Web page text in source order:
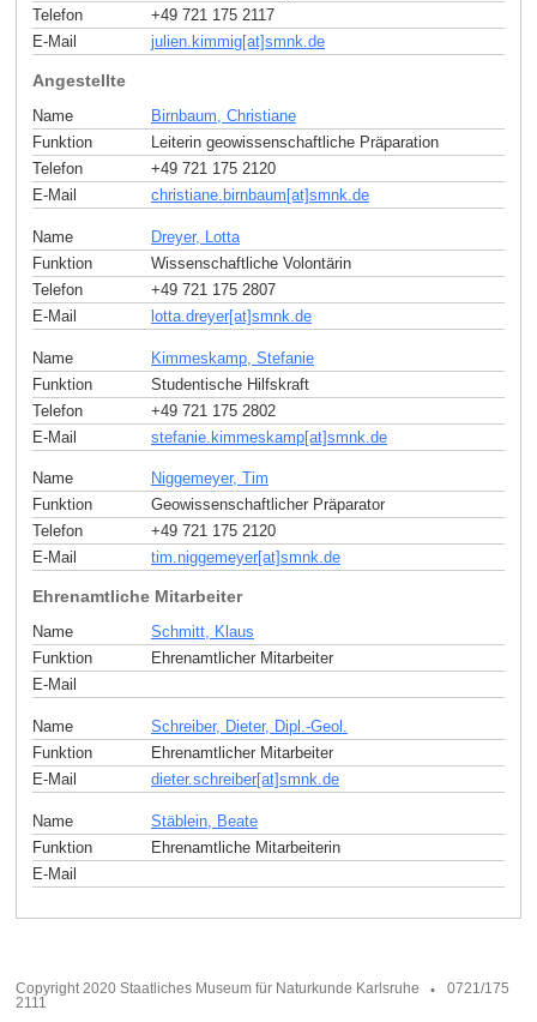
Telefon
+49 721 175 2117
E-Mail
julien.kimmig[at]smnk.de
Angestellte
Name
Birnbaum, Christiane
Funktion
Leiterin geowissenschaftliche Präparation
Telefon
+49 721 175 2120
E-Mail
christiane.birnbaum[at]smnk de
Name
Dreyer, Lotta
Funktion
Wissenschaftliche Volontärin
Telefon
+49 721 175 2807
E-Mail
lotta.dreyer[at]smnk de
Name
Kimmeskamp, Stefanie
Funktion
Studentische Hilfskraft
Telefon
+49 721 175 2802
E-Mail
stefanie.kimmeskamp[at]smnk de
Name
Niggemeyer, Tim
Funktion
Geowissenschaftlicher Präparator
Telefon
+49 721 175 2120
E-Mail
tim.niggemeyer[at]smnk.de
Ehrenamtliche Mitarbeiter
Name
Schmitt, Klaus
Funktion
Ehrenamtlicher Mitarbeiter
E-Mail
Name
Schreiber, Dieter, Dipl.-Geol.
Funktion
Ehrenamtlicher Mitarbeiter
E-Mail
dieter.schreiber[at]smnk de
Name
Stäblein, Beate
Funktion
Ehrenamtliche Mitarbeiterin
E-Mail
Copyright 2020 Staatliches Museum für Naturkunde Karlsruhe
0721/175
2111